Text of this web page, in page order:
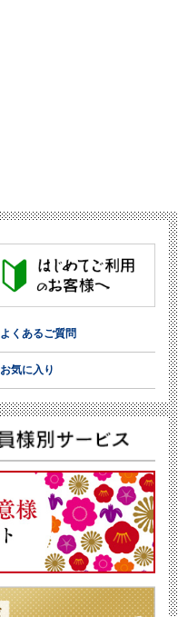
よくあるご質問
お気に入り